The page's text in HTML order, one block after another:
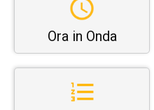
Ora in Onda